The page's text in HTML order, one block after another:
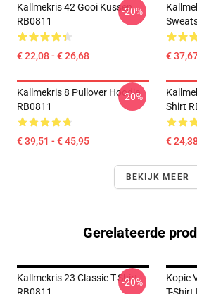
Kallmekris 42 Gooi Kussen
RB0811
€ 22,08 - € 26,68
-20%
€
Kallmekris 8 Pullover Hoodie
RB0811
€ 39,51 - € 45,95
-20%
Shirt
€
BEKIJK MEER
Gerelateerde
Kallmekris 23 Classic T-Shirt
-20%
Kopie